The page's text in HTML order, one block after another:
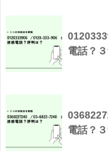
電話？
電話？